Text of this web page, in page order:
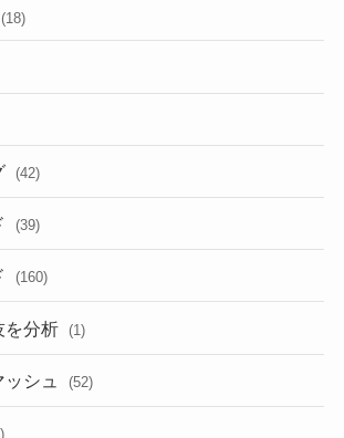
(18)
(42)
(39)
(160)
を分析 (1)
シュ (52)